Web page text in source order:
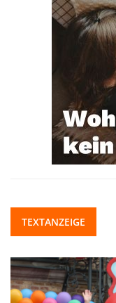
TEXTANZEIGE